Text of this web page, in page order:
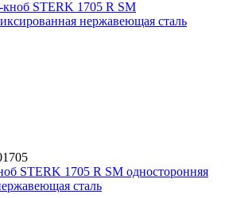
STERK 1705 R SM односторонняя
сталь